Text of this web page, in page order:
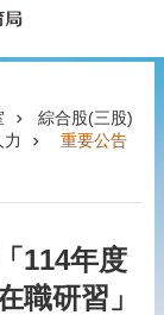
綜合股(三股)
重要公告
114年度
職研習」